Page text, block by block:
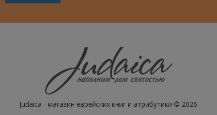
Judaica - магазин еврейских книг и атрибутики © 2026